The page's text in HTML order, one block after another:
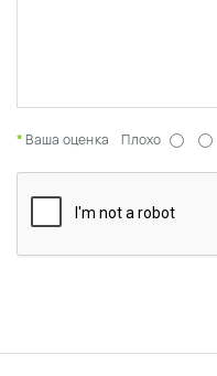
Ваша оценка Плохо